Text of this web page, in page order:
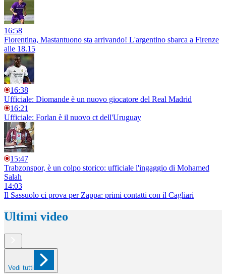
16:58
Fiorentina, Mastantuono sta arrivando! L'argentino sbarca a Firenze
alle 18.15
16:38
Ufficiale: Diomande è un nuovo giocatore del Real Madrid
16:21
Ufficiale: Forlan è il nuovo ct dell'Uruguay
15:47
Trabzonspor, è un colpo storico: ufficiale l'ingaggio di Mohamed
Salah
14:03
Il Sassuolo ci prova per Zappa: primi contatti con il Cagliari
Ultimi video
Vedi tutti